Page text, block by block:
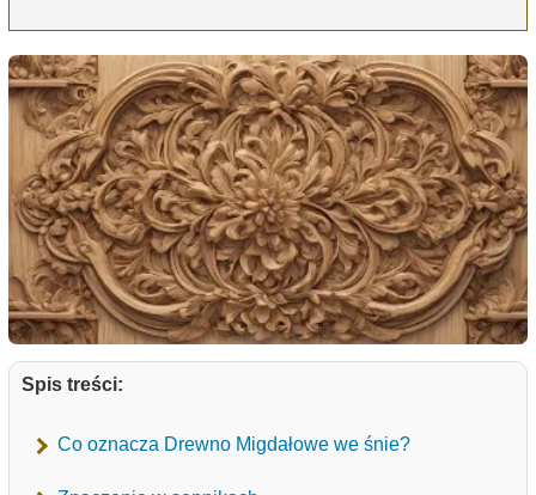
Spis treści:
Co oznacza Drewno Migdałowe we śnie?